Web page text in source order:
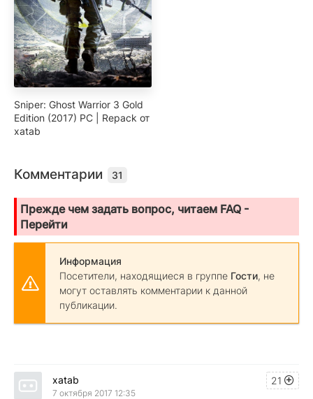
Sniper: Ghost Warrior 3 Gold
Edition (2017) PC | Repack от
xatab
Комментарии 31
Прежде чем задать вопрос, читаем FAQ -
Перейти
Информация
Посетители, находящиеся в группе Гости, не
могут оставлять комментарии к данной
публикации.
21
xatab
7 октября 2017 12:35